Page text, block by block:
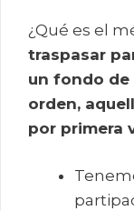
¿Qué es el
traspasar
un fondo de
orden,
por primera